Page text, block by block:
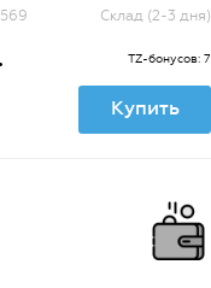
Склад (2-3 дня)
TZ-бонусов: 7
Купить